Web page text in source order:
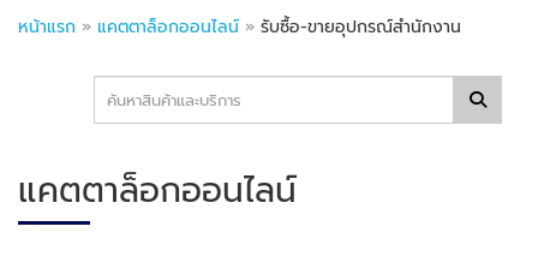
หน้าแรก » แคตตาล็อกออนไลน์ » รับซื้อ-ขายอุปกรณ์สำนักงาน
แคตตาล็อกออนไลน์